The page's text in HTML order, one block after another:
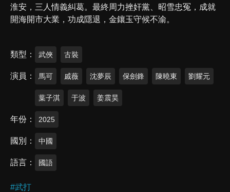
淮安，三人情義糾葛。最終周力挫奸黨、昭雪忠冤，成就
開海開市大業，功成隱退，金鑲玉守候不渝。
類型 武俠 古裝
演員 馬可 戚薇 沈夢辰 保劍鋒 陳曉東 劉耀元
葉子淇 于波 姜震昊
年份 2025
國別 中國
語言 國語
#武打